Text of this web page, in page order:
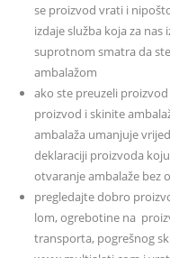
se proizvod vrati i
izdaje služba koja za nas
suprotnom smatra da
ambalažom
ako ste preuzeli
proizvod i skinite
ambalaža umanjuje
deklaraciji proizvoda
otvaranje ambalaže bez
pregledajte dobro
lom, ogrebotine na
transporta, pogrešnog